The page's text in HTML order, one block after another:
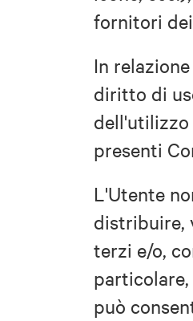
fornitori
In
diritto di
dell'utilizzo
presenti
L'Utente
distribuire,
terzi e/o,
può